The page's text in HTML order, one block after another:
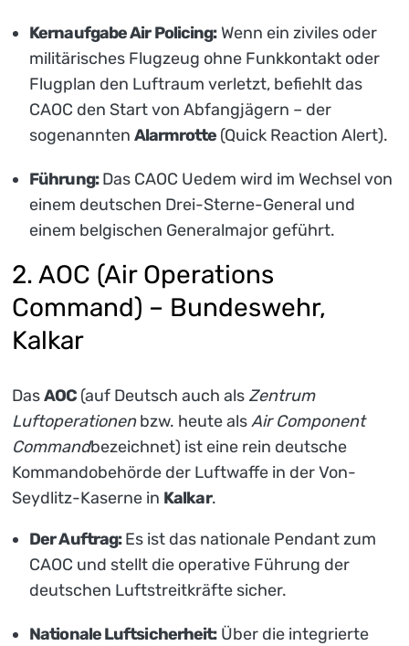
Kernaufgabe Air Policing:Wenn ein ziviles oder
militärisches Flugzeug ohne Funkkontakt oder
Flugplan den Luftraum verletzt, befiehlt das
CAOC den Start von Abfangjägern – der
sogenannten Alarmrotte (Quick Reaction Alert).
Führung:Das CAOC Uedem wird im Wechsel von
einem deutschen Drei-Sterne-General und
einem belgischen Generalmajor geführt.
2. AOC (Air Operations
Command) – Bundeswehr,
Kalkar
DasAOC (auf Deutsch auch als Zentrum
Luftoperationenbzw. heute alsAir Component
Commandbezeichnet) ist eine rein deutsche
Kommandobehörde der Luftwaffe in der Von-
Seydlitz-Kaserne in Kalkar.
Der Auftrag:Es ist das nationale Pendant zum
CAOC und stellt die operative Führung der
deutschen Luftstreitkräfte sicher.
Nationale Luftsicherheit:Über die integrierte